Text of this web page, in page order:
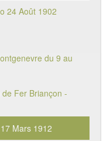
24 Août 1902
du 9 au
Fer Briançon -
Mars 1912